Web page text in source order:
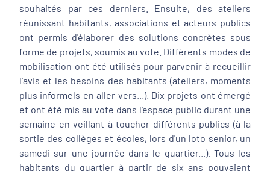
souhaités par ces derniers. Ensuite, des ateliers
réunissant habitants, associations et acteurs publics
ont permis d'élaborer des solutions concrètes sous
forme de projets, soumis au vote. Différents modes de
mobilisation ont été utilisés pour parvenir à recueillir
l'avis et les besoins des habitants (ateliers, moments
plus informels en aller vers...). Dix projets ont émergé
et ont été mis au vote dans l'espace public durant une
semaine en veillant à toucher différents publics (à la
sortie des collèges et écoles, lors d'un loto senior, un
samedi sur une journée dans le quartier...). Tous les
habitants du quartier à partir de six ans pouvaient